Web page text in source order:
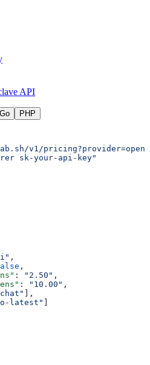
API
Go PHP
v1/
sk-your-api-key"
,
,
: "2.50" ,
: "10.00" ,
],
latest"